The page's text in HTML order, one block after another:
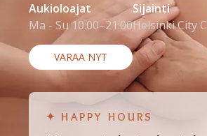
Aukioloajat
Ma - Su 10:00–21:00
Sijainti
Helsinki City
VARAA NYT
✦ HAPPY HOURS